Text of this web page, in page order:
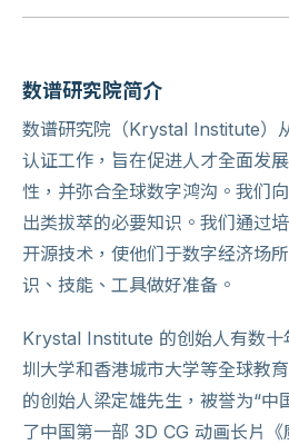
数谱研究院简介
数谱研究院（Krystal Institute）
认证工作，旨在促进人才全面发
性，并弥合全球数字鸿沟。我们
出类拔萃的必要知识。我们通过
开源技术，使他们于数字经济场
识、技能、工具做好准备。
Krystal Institute 的创始人有数十
圳大学和香港城市大学等全球教
的创始人梁定雄先生，被誉为“中
了中国第一部 3D CG 动画长片